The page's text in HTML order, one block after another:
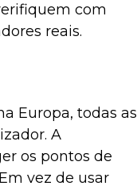
com
reais.
Europa, todas as
A
os pontos de
vez de usar